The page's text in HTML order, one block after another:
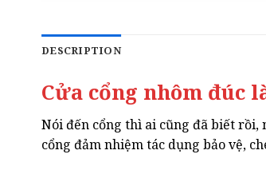
DESCRIPTION
Cửa cổng nhôm đúc
Nói đến cổng thì ai cũng đã biết rồi,
cổng đảm nhiệm tác dụng bảo vệ,